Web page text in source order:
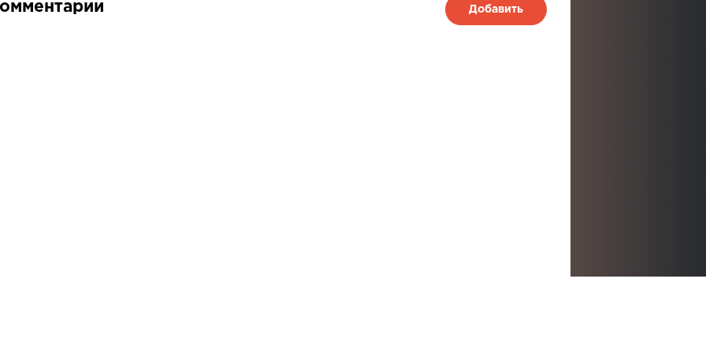
Добавить